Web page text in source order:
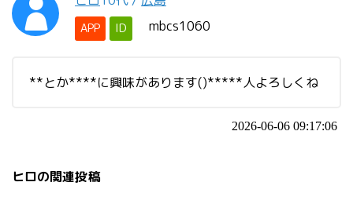
APP ID mbcs1060
**とか****に興味があります()*****人よろしくね
2026-06-06 09:17:06
ヒロの関連投稿